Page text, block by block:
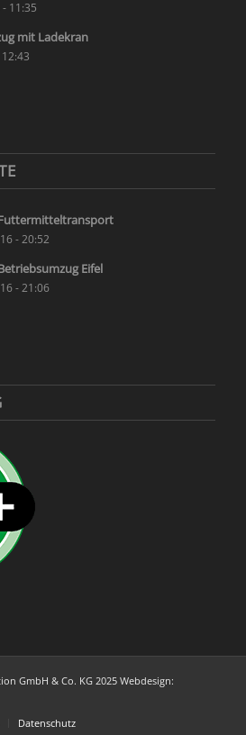
11:35
mit Ladekran
- 20:52
Eifel
- 21:06
GmbH & Co. KG 2025 Webdesign:
Datenschutz